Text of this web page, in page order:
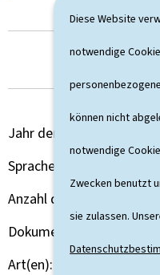
Diese Website
notwendige
können nicht
notwendige
Zwecken benutzt
sie zulassen.
Jahr der Veröffentlichung
Sprache(n)
Anzahl der Seiten
Dokumentformat
Art(en)